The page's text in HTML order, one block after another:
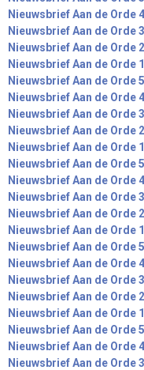
Nieuwsbrief Aan de Orde
Nieuwsbrief Aan de Orde
Nieuwsbrief Aan de Orde
Nieuwsbrief Aan de Orde
Nieuwsbrief Aan de Orde
Nieuwsbrief Aan de Orde
Nieuwsbrief Aan de Orde
Nieuwsbrief Aan de Orde
Nieuwsbrief Aan de Orde
Nieuwsbrief Aan de Orde
Nieuwsbrief Aan de Orde
Nieuwsbrief Aan de Orde
Nieuwsbrief Aan de Orde
Nieuwsbrief Aan de Orde
Nieuwsbrief Aan de Orde
Nieuwsbrief Aan de Orde
Nieuwsbrief Aan de Orde
Nieuwsbrief Aan de Orde
Nieuwsbrief Aan de Orde
Nieuwsbrief Aan de Orde
Nieuwsbrief Aan de Orde
Nieuwsbrief Aan de Orde